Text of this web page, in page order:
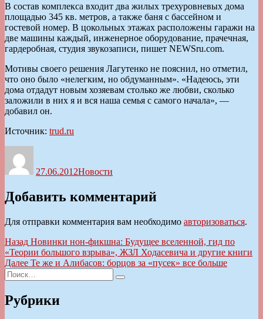
В состав комплекса входит два жилых трехуровневых дома
площадью 345 кв. метров, а также баня с бассейном и
гостевой номер. В цокольных этажах расположены гаражи на
две машины каждый, инженерное оборудование, прачечная,
гардеробная, студия звукозаписи, пишет NEWSru.com.
Мотивы своего решения Лагутенко не пояснил, но отметил,
что оно было «нелегким, но обдуманным». «Надеюсь, эти
дома отдадут новым хозяевам столько же любви, сколько
заложили в них я и вся наша семья с самого начала», —
добавил он.
Источник: trud.ru
27.06.2012Новости
Добавить комментарий
Для отправки комментария вам необходимо авторизоваться.
Навигация
по
записям
Назад Предыдущая
запись:
Новинки нон-фикшна: Будущее вселенной, гид по
«Теории большого взрыва», ЖЗЛ Ходасевича и другие книги
Далее Следующая
Те же и Алибасов: борцов за «пусек» все больше
Искать:
Поиск
Рубрики